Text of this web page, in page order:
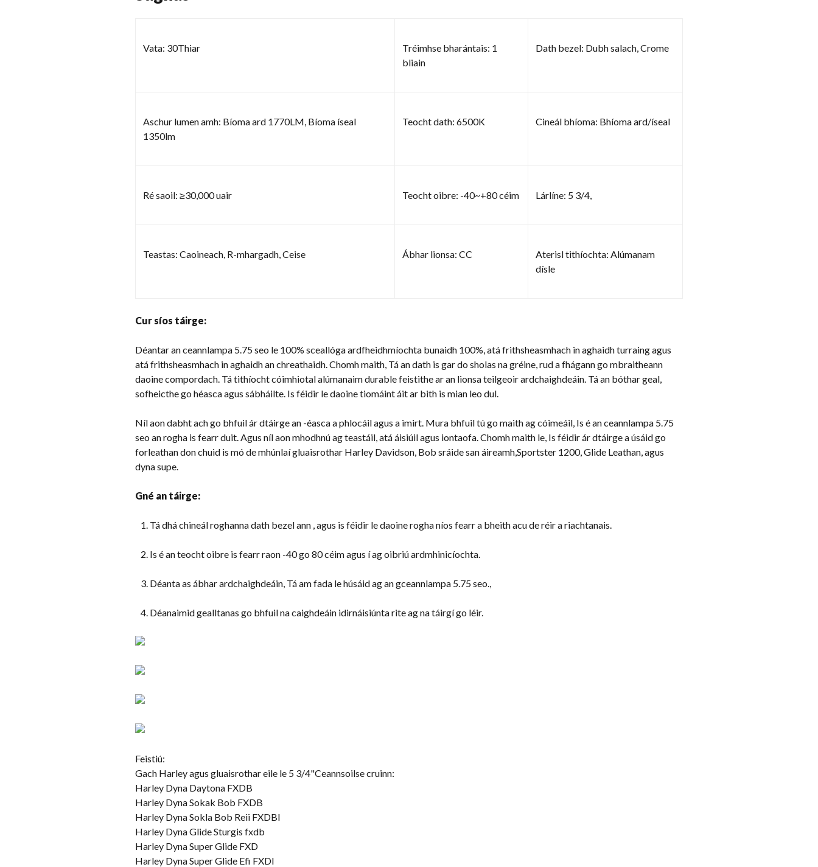
Vata: 30Thiar
Tréimhse bharántais: 1
bliain
Dath bezel: Dubh salach, Crome
Aschur lumen amh: Bíoma ard 1770LM, Bíoma íseal
1350lm
Teocht dath: 6500K Cineál bhíoma: Bhíoma ard/íseal
Ré saoil: ≥30,000 uair Teocht oibre: -40~+80 céim Lárlíne: 5 3/4,
Teastas: Caoineach, R-mhargadh, Ceise Ábhar lionsa: CC
Aterisl tithíochta: Alúmanam
dísle
Cur síos táirge:
Déantar an ceannlampa 5.75 seo le 100% sceallóga ardfheidhmíochta bunaidh 100%, atá frithsheasmhach in aghaidh turraing agus
atá frithsheasmhach in aghaidh an chreathaidh. Chomh maith, Tá an dath is gar do sholas na gréine, rud a fhágann go mbraitheann
daoine compordach. Tá tithíocht cóimhiotal alúmanaim durable feistithe ar an lionsa teilgeoir ardchaighdeáin. Tá an bóthar geal,
sofheicthe go héasca agus sábháilte. Is féidir le daoine tiomáint áit ar bith is mian leo dul.
Níl aon dabht ach go bhfuil ár dtáirge an -éasca a phlocáil agus a imirt. Mura bhfuil tú go maith ag cóimeáil, Is é an ceannlampa 5.75
seo an rogha is fearr duit. Agus níl aon mhodhnú ag teastáil, atá áisiúil agus iontaofa. Chomh maith le, Is féidir ár dtáirge a úsáid go
forleathan don chuid is mó de mhúnlaí gluaisrothar Harley Davidson, Bob sráide san áireamh,Sportster 1200, Glide Leathan, agus
dyna supe.
Gné an táirge:
Tá dhá chineál roghanna dath bezel ann , agus is féidir le daoine rogha níos fearr a bheith acu de réir a riachtanais.
Is é an teocht oibre is fearr raon -40 go 80 céim agus í ag oibriú ardmhinicíochta.
Déanta as ábhar ardchaighdeáin, Tá am fada le húsáid ag an gceannlampa 5.75 seo.,
Déanaimid gealltanas go bhfuil na caighdeáin idirnáisiúnta rite ag na táirgí go léir.
Feistiú:
Gach Harley agus gluaisrothar eile le 5 3/4"Ceannsoilse cruinn:
Harley Dyna Daytona FXDB
Harley Dyna Sokak Bob FXDB
Harley Dyna Sokla Bob Reii FXDBI
Harley Dyna Glide Sturgis fxdb
Harley Dyna Super Glide FXD
Harley Dyna Super Glide Efi FXDI